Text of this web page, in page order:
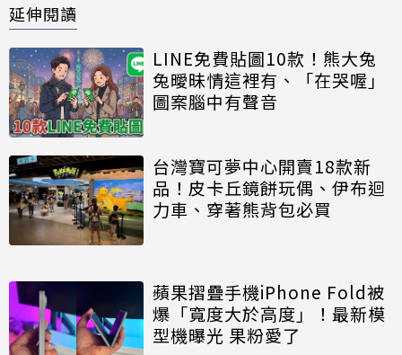
延伸閱讀
LINE免費貼圖10款！熊大兔
兔曖昧情這裡有、「在哭喔」
圖案腦中有聲音
台灣寶可夢中心開賣18款新
品！皮卡丘鏡餅玩偶、伊布迴
力車、穿著熊背包必買
蘋果摺疊手機iPhone Fold被
爆「寬度大於高度」！最新模
型機曝光 果粉愛了